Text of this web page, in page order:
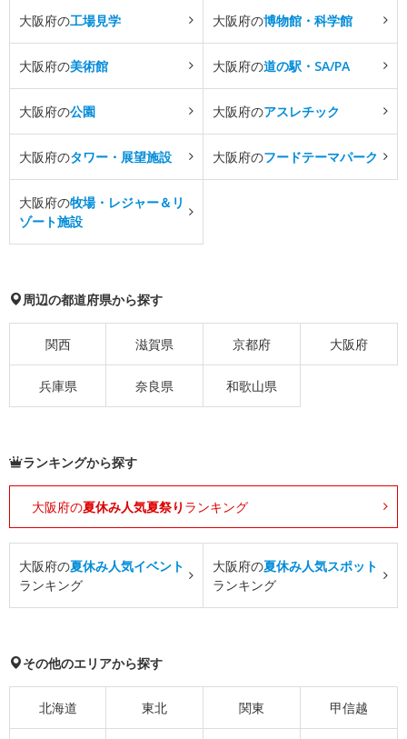
大阪府の工場見学 大阪府の博物館・科学館
大阪府の美術館 大阪府の道の駅・SA/PA
大阪府の公園 大阪府のアスレチック
大阪府のタワー・展望施設 大阪府のフードテーマパーク
大阪府の牧場・レジャー＆リ
ゾート施設
周辺の都道府県から探す
関西 滋賀県 京都府 大阪府
兵庫県 奈良県 和歌山県
ランキングから探す
大阪府の夏休み人気夏祭り ランキング
大阪府の夏休み人気イベント
ランキング
大阪府の夏休み人気スポット
ランキング
その他のエリアから探す
北海道 東北 関東 甲信越